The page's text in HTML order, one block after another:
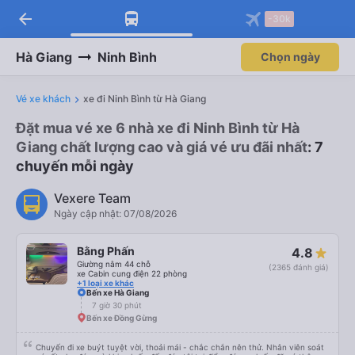
arrow_back -30k
Hà Giang Ninh Bình Chọn ngày
Vé xe khách xe đi Ninh Bình từ Hà Giang
Đặt mua vé xe 6 nhà xe đi Ninh Bình từ Hà
Giang chất lượng cao và giá vé ưu đãi nhất: 7
chuyến mỗi ngày
Vexere Team
Ngày cập nhật: 07/08/2026
Bằng Phấn
Giường nằm 44 chỗ
xe Cabin cung điện 22 phòng
+1 loại xe khác
4.8
(2365 đánh giá)
Bến xe Hà Giang
7 giờ 30 phút
Bến xe Đồng Gừng
Chuyến đi xe buýt tuyệt vời, thoải mái - chắc chắn nên thử. Nhân viên soát